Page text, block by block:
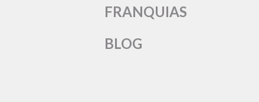
FRANQUIAS
BLOG